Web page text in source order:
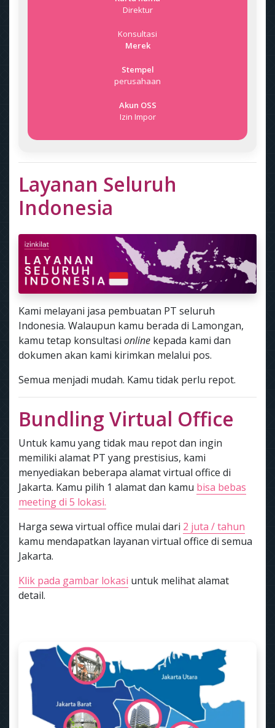
Direktur
Konsultasi
Merek
Stempel
perusahaan
Akun OSS
Izin Impor
Layanan Seluruh
Indonesia
Kami melayani jasa pembuatan PT seluruh
Indonesia. Walaupun kamu berada di Lamongan,
kamu tetap konsultasi online kepada kami dan
dokumen akan kami kirimkan melalui pos.
Semua menjadi mudah. Kamu tidak perlu repot.
Bundling Virtual Office
Untuk kamu yang tidak mau repot dan ingin
memiliki alamat PT yang prestisius, kami
menyediakan beberapa alamat virtual office di
Jakarta. Kamu pilih 1 alamat dan kamu bisa bebas
meeting di 5 lokasi.
Harga sewa virtual office mulai dari 2 juta / tahun
kamu mendapatkan layanan virtual office di semua
Jakarta.
Klik pada gambar lokasi untuk melihat alamat
detail.